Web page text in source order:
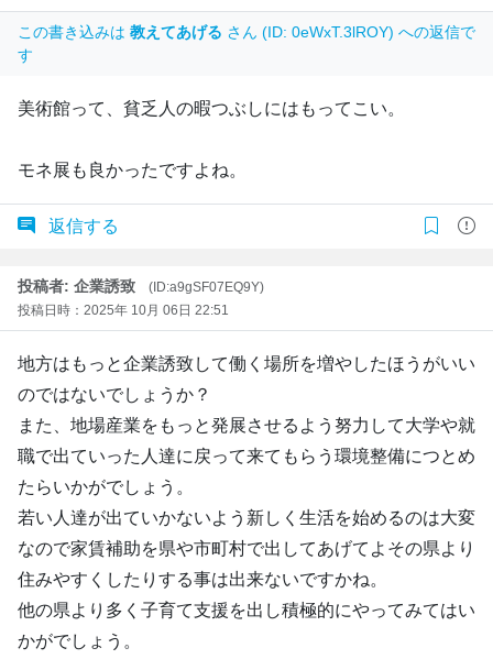
この書き込みは 教えてあげる さん (ID: 0eWxT.3lROY) への返信で
す
美術館って、貧乏人の暇つぶしにはもってこい。
モネ展も良かったですよね。
返信する
投稿者: 企業誘致
(ID:a9gSF07EQ9Y)
投稿日時：2025年 10月 06日 22:51
地方はもっと企業誘致して働く場所を増やしたほうがいい
のではないでしょうか？
また、地場産業をもっと発展させるよう努力して大学や就
職で出ていった人達に戻って来てもらう環境整備につとめ
たらいかがでしょう。
若い人達が出ていかないよう新しく生活を始めるのは大変
なので家賃補助を県や市町村で出してあげてよその県より
住みやすくしたりする事は出来ないですかね。
他の県より多く子育て支援を出し積極的にやってみてはい
かがでしょう。